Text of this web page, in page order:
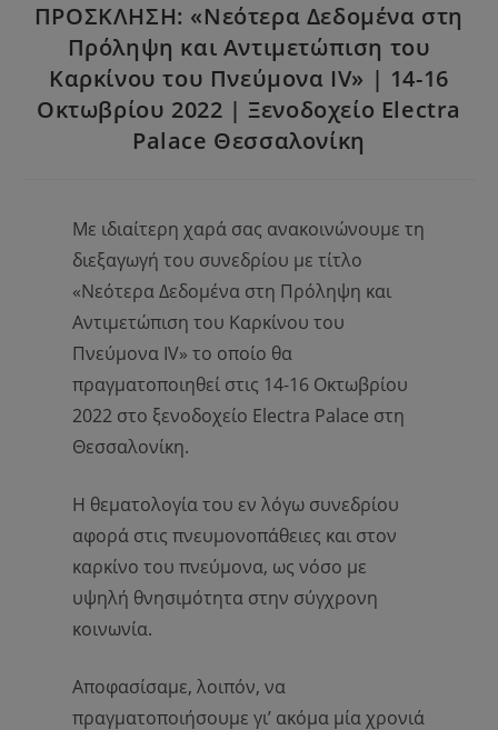
ΠΡΟΣΚΛΗΣΗ: «Νεότερα Δεδομένα στη
Πρόληψη και Αντιμετώπιση του
Καρκίνου του Πνεύμονα IV» | 14-16
Οκτωβρίου 2022 | Ξενοδοχείο Electra
Palace Θεσσαλονίκη
Με ιδιαίτερη χαρά σας ανακοινώνουμε τη
διεξαγωγή του συνεδρίου με τίτλο
«Νεότερα Δεδομένα στη Πρόληψη και
Αντιμετώπιση του Καρκίνου του
Πνεύμονα IV» το οποίο θα
πραγματοποιηθεί στις 14-16 Οκτωβρίου
2022 στο ξενοδοχείο Electra Palace στη
Θεσσαλονίκη.
Η θεματολογία του εν λόγω συνεδρίου
αφορά στις πνευμονοπάθειες και στον
καρκίνο του πνεύμονα, ως νόσο με
υψηλή θνησιμότητα στην σύγχρονη
κοινωνία.
Αποφασίσαμε, λοιπόν, να
πραγματοποιήσουμε γι’ ακόμα μία χρονιά